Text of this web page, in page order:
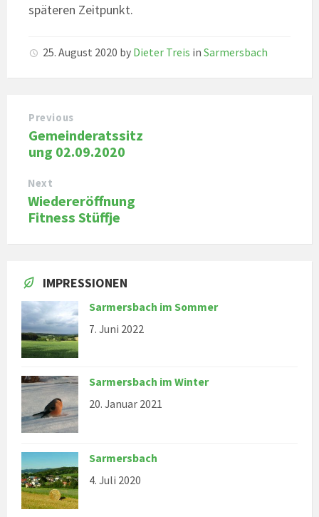
späteren Zeitpunkt.
25. August 2020 by Dieter Treis in Sarmersbach
Previous
Gemeinderatssitz
ung 02.09.2020
Next
Wiedereröffnung
Fitness Stüffje
IMPRESSIONEN
Sarmersbach im Sommer
7. Juni 2022
Sarmersbach im Winter
20. Januar 2021
Sarmersbach
4. Juli 2020